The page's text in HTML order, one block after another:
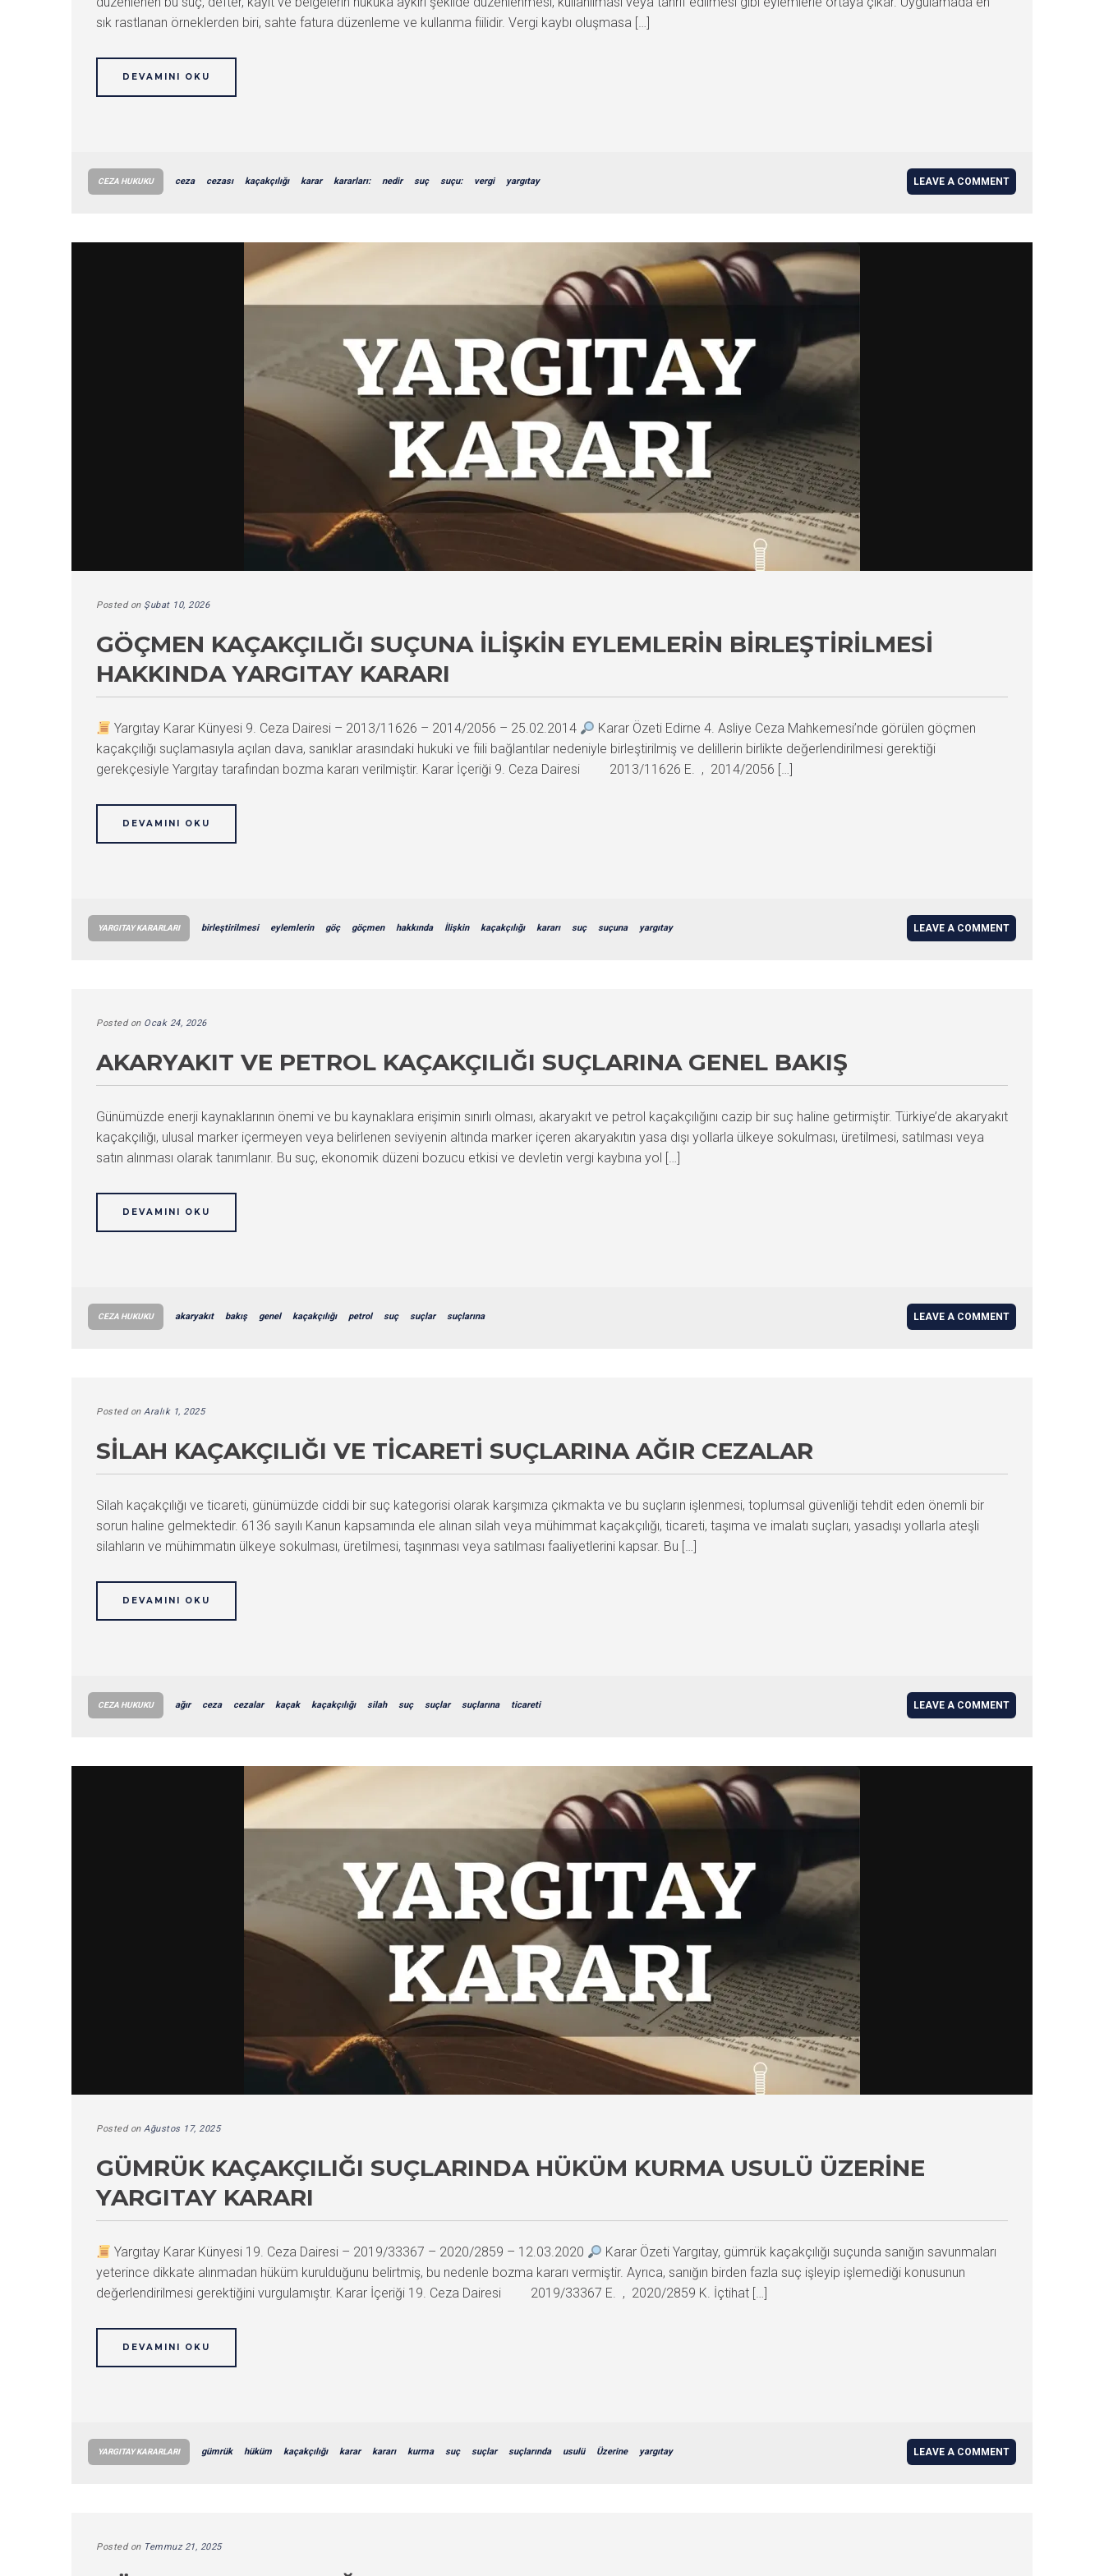
sık rastlanan örneklerden biri, sahte fatura düzenleme ve kullanma fiilidir. Vergi kaybı oluşmasa […]
DEVAMINI OKU
CEZA HUKUKU ceza cezası kaçakçılığı karar kararları: nedir suç suçu: vergi yargıtay LEAVE A COMMENT
Posted on Şubat 10, 2026
GÖÇMEN KAÇAKÇILIĞI SUÇUNA İLIŞKIN EYLEMLERIN BIRLEŞTIRILMESI
HAKKINDA YARGITAY KARARI
Yargıtay Karar Künyesi 9. Ceza Dairesi – 2013/11626 – 2014/2056 – 25.02.2014
Karar Özeti Edirne 4. Asliye Ceza Mahkemesi’nde görülen göçmen
kaçakçılığı suçlamasıyla açılan dava, sanıklar arasındaki hukuki ve fiili bağlantılar nedeniyle birleştirilmiş ve delillerin birlikte değerlendirilmesi gerektiği
gerekçesiyle Yargıtay tarafından bozma kararı verilmiştir. Karar İçeriği 9. Ceza Dairesi 2013/11626 E. , 2014/2056 […]
DEVAMINI OKU
YARGITAY KARARLARI birleştirilmesi eylemlerin göç göçmen hakkında İlişkin kaçakçılığı kararı suç suçuna yargıtay LEAVE A COMMENT
Posted on Ocak 24, 2026
AKARYAKIT VE PETROL KAÇAKÇILIĞI SUÇLARINA GENEL BAKIŞ
Günümüzde enerji kaynaklarının önemi ve bu kaynaklara erişimin sınırlı olması, akaryakıt ve petrol kaçakçılığını cazip bir suç haline getirmiştir. Türkiye’de akaryakıt
kaçakçılığı, ulusal marker içermeyen veya belirlenen seviyenin altında marker içeren akaryakıtın yasa dışı yollarla ülkeye sokulması, üretilmesi, satılması veya
satın alınması olarak tanımlanır. Bu suç, ekonomik düzeni bozucu etkisi ve devletin vergi kaybına yol […]
DEVAMINI OKU
CEZA HUKUKU akaryakıt bakış genel kaçakçılığı petrol suç suçlar suçlarına LEAVE A COMMENT
Posted on Aralık 1, 2025
SILAH KAÇAKÇILIĞI VE TICARETI SUÇLARINA AĞIR CEZALAR
Silah kaçakçılığı ve ticareti, günümüzde ciddi bir suç kategorisi olarak karşımıza çıkmakta ve bu suçların işlenmesi, toplumsal güvenliği tehdit eden önemli bir
sorun haline gelmektedir. 6136 sayılı Kanun kapsamında ele alınan silah veya mühimmat kaçakçılığı, ticareti, taşıma ve imalatı suçları, yasadışı yollarla ateşli
silahların ve mühimmatın ülkeye sokulması, üretilmesi, taşınması veya satılması faaliyetlerini kapsar. Bu […]
DEVAMINI OKU
CEZA HUKUKU ağır ceza cezalar kaçak kaçakçılığı silah suç suçlar suçlarına ticareti LEAVE A COMMENT
Posted on Ağustos 17, 2025
GÜMRÜK KAÇAKÇILIĞI SUÇLARINDA HÜKÜM KURMA USULÜ ÜZERINE
YARGITAY KARARI
Yargıtay Karar Künyesi 19. Ceza Dairesi – 2019/33367 – 2020/2859 – 12.03.2020
Karar Özeti Yargıtay, gümrük kaçakçılığı suçunda sanığın savunmaları
yeterince dikkate alınmadan hüküm kurulduğunu belirtmiş, bu nedenle bozma kararı vermiştir. Ayrıca, sanığın birden fazla suç işleyip işlemediği konusunun
değerlendirilmesi gerektiğini vurgulamıştır. Karar İçeriği 19. Ceza Dairesi 2019/33367 E. , 2020/2859 K. İçtihat […]
DEVAMINI OKU
YARGITAY KARARLARI gümrük hüküm kaçakçılığı karar kararı kurma suç suçlar suçlarında usulü Üzerine yargıtay LEAVE A COMMENT
Posted on Temmuz 21, 2025